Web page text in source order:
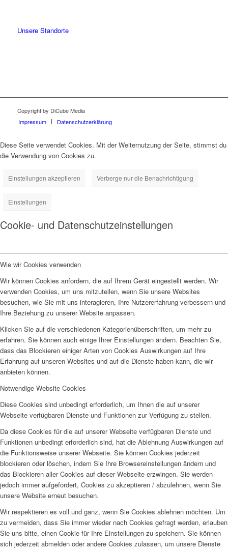
Unsere Standorte
Copyright by DiCube Media
Impressum
Datenschutzerklärung
Diese Seite verwendet Cookies. Mit der Weiternutzung der Seite, stimmst du
die Verwendung von Cookies zu.
Einstellungen akzeptieren Verberge nur die Benachrichtigung
Einstellungen
Cookie- und Datenschutzeinstellungen
Wie wir Cookies verwenden
Wir können Cookies anfordern, die auf Ihrem Gerät eingestellt werden. Wir
verwenden Cookies, um uns mitzuteilen, wenn Sie unsere Websites
besuchen, wie Sie mit uns interagieren, Ihre Nutzererfahrung verbessern und
Ihre Beziehung zu unserer Website anpassen.
Klicken Sie auf die verschiedenen Kategorienüberschriften, um mehr zu
erfahren. Sie können auch einige Ihrer Einstellungen ändern. Beachten Sie,
dass das Blockieren einiger Arten von Cookies Auswirkungen auf Ihre
Erfahrung auf unseren Websites und auf die Dienste haben kann, die wir
anbieten können.
Notwendige Website Cookies
Diese Cookies sind unbedingt erforderlich, um Ihnen die auf unserer
Webseite verfügbaren Dienste und Funktionen zur Verfügung zu stellen.
Da diese Cookies für die auf unserer Webseite verfügbaren Dienste und
Funktionen unbedingt erforderlich sind, hat die Ablehnung Auswirkungen auf
die Funktionsweise unserer Webseite. Sie können Cookies jederzeit
blockieren oder löschen, indem Sie Ihre Browsereinstellungen ändern und
das Blockieren aller Cookies auf dieser Webseite erzwingen. Sie werden
jedoch immer aufgefordert, Cookies zu akzeptieren / abzulehnen, wenn Sie
unsere Website erneut besuchen.
Wir respektieren es voll und ganz, wenn Sie Cookies ablehnen möchten. Um
zu vermeiden, dass Sie immer wieder nach Cookies gefragt werden, erlauben
Sie uns bitte, einen Cookie für Ihre Einstellungen zu speichern. Sie können
sich jederzeit abmelden oder andere Cookies zulassen, um unsere Dienste